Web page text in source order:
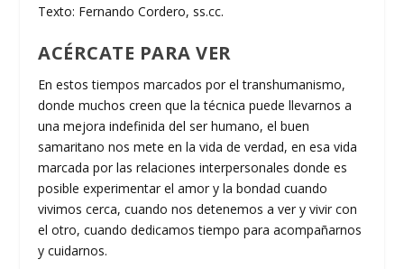
Texto: Fernando Cordero, ss.cc.
ACÉRCATE PARA VER
En estos tiempos marcados por el transhumanismo,
donde muchos creen que la técnica puede llevarnos a
una mejora indefinida del ser humano, el buen
samaritano nos mete en la vida de verdad, en esa vida
marcada por las relaciones interpersonales donde es
posible experimentar el amor y la bondad cuando
vivimos cerca, cuando nos detenemos a ver y vivir con
el otro, cuando dedicamos tiempo para acompañarnos
y cuidarnos.